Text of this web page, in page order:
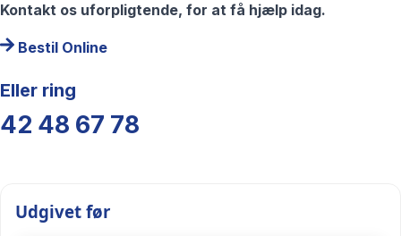
Kontakt os uforpligtende, for at få hjælp idag.
Bestil Online
Eller ring
42 48 67 78
Udgivet før